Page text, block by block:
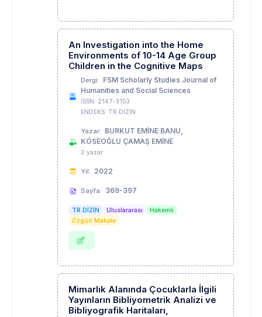
An Investigation into the Home
Environments of 10-14 Age Group
Children in the Cognitive Maps
Dergi: FSM Scholarly Studies Journal of
Humanities and Social Sciences
ISSN: 2147-3153
ENDEKS: TR DİZİN
Yazar: BURKUT EMİNE BANU,
KÖSEOĞLU ÇAMAŞ EMİNE
2 yazar
Yıl: 2022
Sayfa: 369-397
TR DİZİN Uluslararası
Hakemli
Özgün Makale
Mimarlık Alanında Çocuklarla İlgili
Yayınların Bibliyometrik Analizi ve
Bibliyografik Haritaları,